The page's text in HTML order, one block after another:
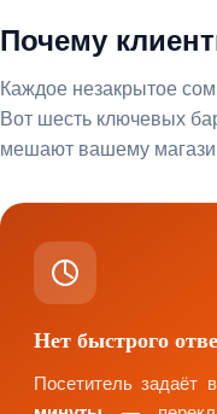
Почему
Каждое незакрытое
Вот шесть ключевых
мешают вашему
Нет быстрого
Посетитель задаёт